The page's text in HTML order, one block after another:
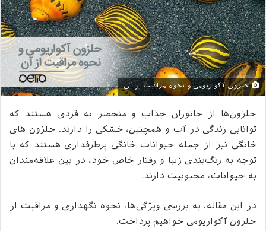
حلزون آکواریومی و نحوه مراقبت از آن
حلزون‌ها از جانوران جذاب و منحصر به فردی هستند که
توانایی زندگی در آب و همچنین، خشکی را دارند. حلزون های
خانگی نیز از جمله حیوانات خانگی پرطرفداری هستند که با
توجه به رنگ‌بندی زیبا و رفتار خاص خود، در بین علاقه‌مندان
به حیوانات، محبوبیت دارند.
در این مقاله، به بررسی ویژگی‌ها، نحوه نگهداری و مراقبت از
حلزون آکواریومی خواهیم پرداخت.